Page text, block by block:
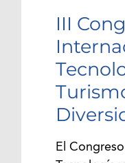
III
El